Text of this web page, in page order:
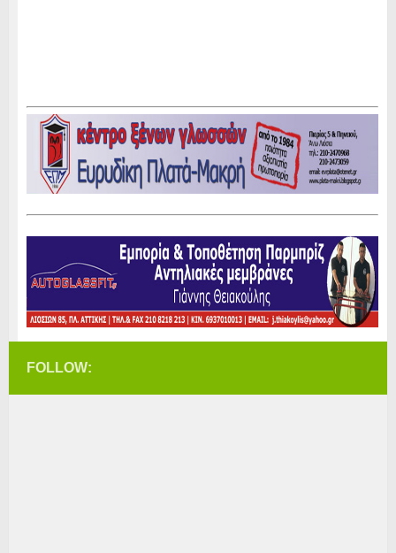
FOLLOW: